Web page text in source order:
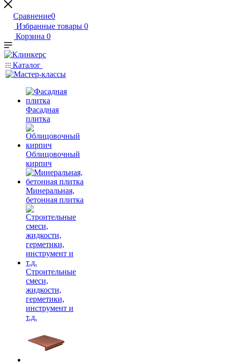
Сравнение0
Избранные товары 0
Корзина 0
Каталог
Фасадная
плитка
Облицовочный
кирпич
Минеральная,
бетонная плитка
Строительные
смеси,
жидкости,
герметики,
инструмент и
т.д.